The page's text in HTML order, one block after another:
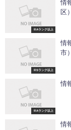
※Aランク以上
情
区）
※Sランク以上
情
市）
※Aランク以上
情
情